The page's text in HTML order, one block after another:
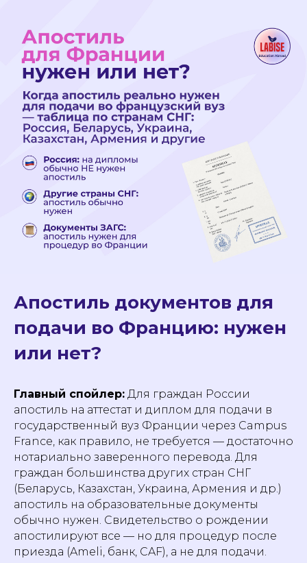
Апостиль документов для
подачи во Францию: нужен
или нет?
Главный спойлер: Для граждан России
апостиль на аттестат и диплом для подачи в
государственный вуз Франции через Campus
France, как правило, не требуется — достаточно
нотариально заверенного перевода. Для
граждан большинства других стран СНГ
(Беларусь, Казахстан, Украина, Армения и др.)
апостиль на образовательные документы
обычно нужен. Свидетельство о рождении
апостилируют все — но для процедур после
приезда (Ameli, банк, CAF), а не для подачи.